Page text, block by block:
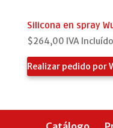
Silicona en spray
$264,00 IVA Incluído
Realizar pedido por